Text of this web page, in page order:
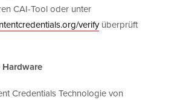
CAI-Tool oder unter
verifyüberprüft
Credentials Technologie von